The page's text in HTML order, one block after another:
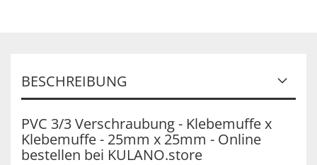
BESCHREIBUNG
PVC 3/3 Verschraubung - Klebemuffe x
Klebemuffe - 25mm x 25mm - Online
bestellen bei KULANO.store